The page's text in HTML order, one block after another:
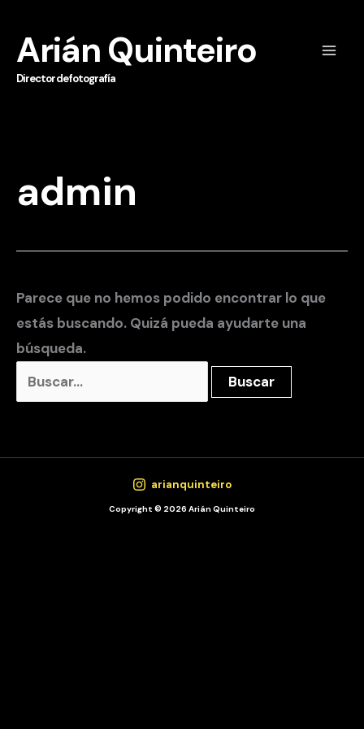
contenido
Arián Quinteiro
Director de fotografía
admin
Parece que no hemos podido encontrar lo que
estás buscando. Quizá pueda ayudarte una
búsqueda.
Buscar
por:
arianquinteiro
Copyright © 2026 Arián Quinteiro